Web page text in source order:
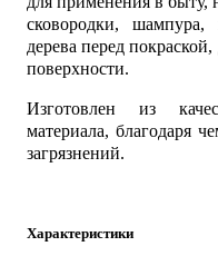
сковородки, шампура,
дерева перед
поверхности.
Изготовлен из
материала, благодаря
загрязнений.
Характеристики